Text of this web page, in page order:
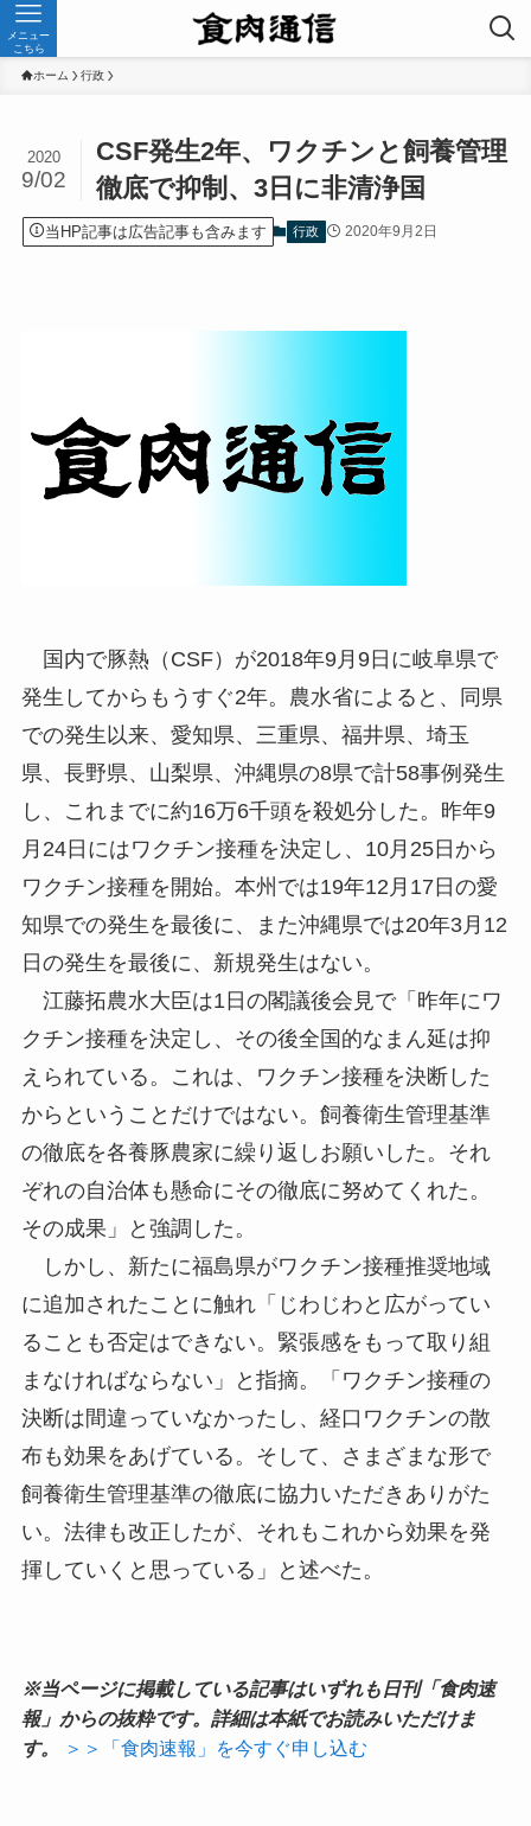
メニュー
こちら
ホーム 行政
CSF発生2年、ワクチンと飼養管理
徹底で抑制、3日に非清浄国
2020
9/02
当HP記事は広告記事も含みます 行政 2020年9月2日
国内で豚熱（CSF）が2018年9月9日に岐阜県で
発生してからもうすぐ2年。農水省によると、同県
での発生以来、愛知県、三重県、福井県、埼玉
県、長野県、山梨県、沖縄県の8県で計58事例発生
し、これまでに約16万6千頭を殺処分した。昨年9
月24日にはワクチン接種を決定し、10月25日から
ワクチン接種を開始。本州では19年12月17日の愛
知県での発生を最後に、また沖縄県では20年3月12
日の発生を最後に、新規発生はない。
江藤拓農水大臣は1日の閣議後会見で「昨年にワ
クチン接種を決定し、その後全国的なまん延は抑
えられている。これは、ワクチン接種を決断した
からということだけではない。飼養衛生管理基準
の徹底を各養豚農家に繰り返しお願いした。それ
ぞれの自治体も懸命にその徹底に努めてくれた。
その成果」と強調した。
しかし、新たに福島県がワクチン接種推奨地域
に追加されたことに触れ「じわじわと広がってい
ることも否定はできない。緊張感をもって取り組
まなければならない」と指摘。「ワクチン接種の
決断は間違っていなかったし、経口ワクチンの散
布も効果をあげている。そして、さまざまな形で
飼養衛生管理基準の徹底に協力いただきありがた
い。法律も改正したが、それもこれから効果を発
揮していくと思っている」と述べた。
※当ページに掲載している記事はいずれも日刊「食肉速
報」からの抜粋です。詳細は本紙でお読みいただけま
す。
＞＞「食肉速報」を今すぐ申し込む